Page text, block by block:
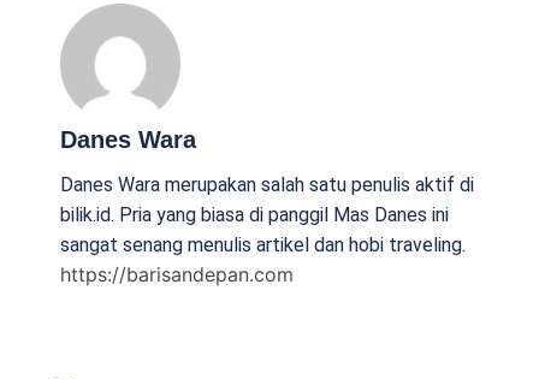
Danes Wara
Danes Wara merupakan salah satu penulis aktif di
bilik.id. Pria yang biasa di panggil Mas Danes ini
sangat senang menulis artikel dan hobi traveling.
https://barisandepan.com